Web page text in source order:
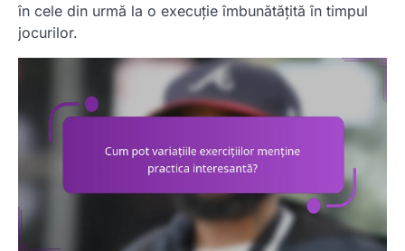
în cele din urmă la o execuție îmbunătățită în timpul
jocurilor.